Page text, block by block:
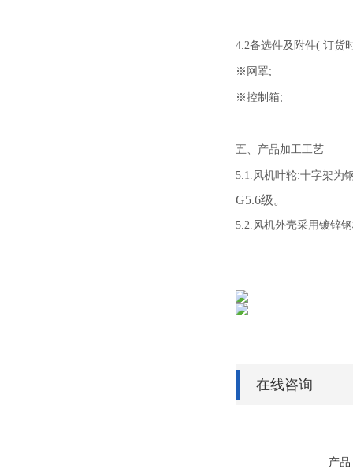
4.2备选件及附件( 订货
※网罩;
※控制箱;
五、产品加工工艺
5.1.风机叶轮:十字架为
G5.6级。
5.2.风机外壳采用镀锌
在线咨询
产品